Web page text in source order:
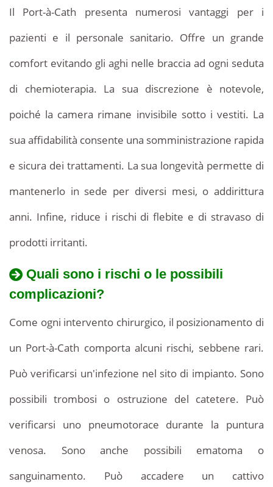
Il Port-à-Cath presenta numerosi vantaggi per i
pazienti e il personale sanitario. Offre un grande
comfort evitando gli aghi nelle braccia ad ogni seduta
di chemioterapia. La sua discrezione è notevole,
poiché la camera rimane invisibile sotto i vestiti. La
sua affidabilità consente una somministrazione rapida
e sicura dei trattamenti. La sua longevità permette di
mantenerlo in sede per diversi mesi, o addirittura
anni. Infine, riduce i rischi di flebite e di stravaso di
prodotti irritanti.
Quali sono i rischi o le possibili
complicazioni?
Come ogni intervento chirurgico, il posizionamento di
un Port-à-Cath comporta alcuni rischi, sebbene rari.
Può verificarsi un'infezione nel sito di impianto. Sono
possibili trombosi o ostruzione del catetere. Può
verificarsi uno pneumotorace durante la puntura
venosa. Sono anche possibili ematoma o
sanguinamento. Può accadere un cattivo